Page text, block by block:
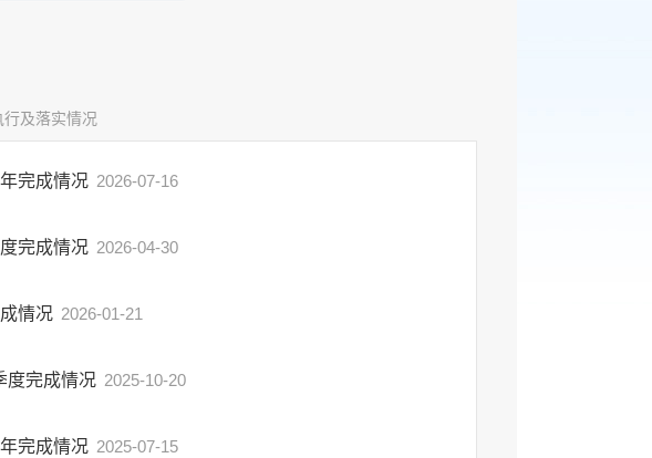
及落实情况
完成情况 2026-07-16
完成情况 2026-04-30
情况 2026-01-21
度完成情况 2025-10-20
完成情况 2025-07-15